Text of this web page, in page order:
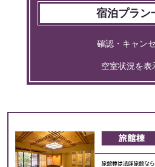
宿泊プラン
確認・キャン
空室状況を表